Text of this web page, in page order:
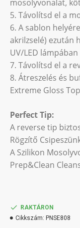
mosolyvonalat,
5. Távolítsd el a
6. A sablon
akrilzselé) ezután
UV/LED
7. Távolítsd el a
8. Átreszelés és
Extreme Gloss
Perfect Tip:
A reverse tip
Rögzítő
A Szilikon
Prep&Clean
RAKTÁRON
Cikkszám: PNSE808